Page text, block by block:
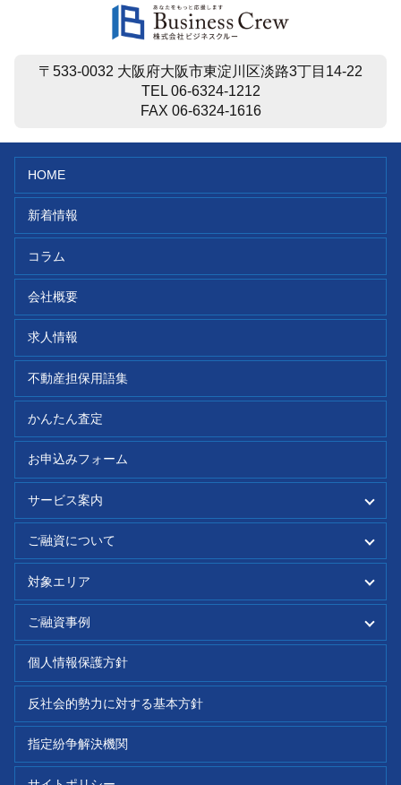
2.第三者に提供される情報の内容
申込者及び保証人予定者の申込内容（申込日・申込商品種別
日・住所・電話番号・勤務先名・勤務先住所等の本人特定情
報、収入・支出、資産・負債、職歴等の与信に関する情報及
れた本人確認情報（本籍地情報を含みます。）
上記第2条に記載の各目的（この場合において、上記目的中
「当社」とあるのは、「提供する第三者」と読み替えま
す。）
（注）「当社の有価証券報告書に記載されている子会社及び
公表している提供先」、「提携会社」並びに「金融商品」等
は、当社のホームページで公表いたします。
私は、貴社への融資申し込みに関し、貴社が取得する私の個
人情報が上記の各条項のとおり取り扱われることについて、
内容を理解しましたので同意します。
〒533-0032 大阪府大阪市東淀川区淡路3丁目14-22
TEL 06-6324-1212
FAX 06-6324-1616
HOME
新着情報
コラム
会社概要
求人情報
不動産担保用語集
かんたん査定
お申込みフォーム
サービス案内
個人向け
不動産業者向け
ご融資について
ご融資の流れ
業者選びのポイント
よくあるご質問
対象エリア
京都府
和歌山県
ご融資事例
個人向け
不動産業者向け
個人情報保護方針
反社会的勢力に対する基本方針
指定紛争解決機関